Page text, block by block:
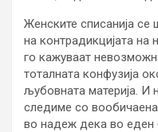
Женските списанија
на контрадикцијата на
го кажуваат
тоталната конфузија
љубовната материја. И
следиме со
во надеж дека во еден